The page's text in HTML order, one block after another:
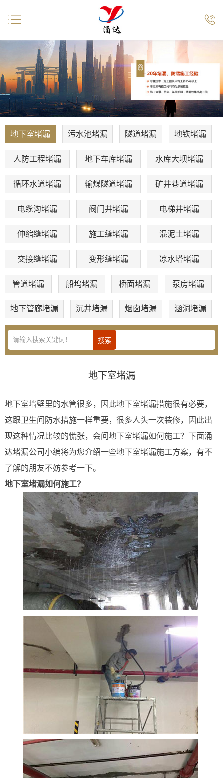
地下室堵漏 污水池堵漏 隧道堵漏 地铁堵漏
人防工程堵漏 地下车库堵漏 水库大坝堵漏
循环水道堵漏 输煤隧道堵漏 矿井巷道堵漏
电缆沟堵漏 阀门井堵漏 电梯井堵漏
伸缩缝堵漏 施工缝堵漏 混泥土堵漏
交接缝堵漏 变形缝堵漏 凉水塔堵漏
管道堵漏 船坞堵漏 桥面堵漏 泵房堵漏
地下管廊堵漏 沉井堵漏 烟囱堵漏 涵洞堵漏
地下室堵漏
地下室墙壁里的水管很多，因此地下室堵漏措施很有必要，
这跟卫生间防水措施一样重要，很多人头一次装修，因此出
现这种情况比较的慌张，会问地下室堵漏如何施工？下面涌
达堵漏公司小编将为您介绍一些地下室堵漏施工方案，有不
了解的朋友不妨参考一下。
地下室堵漏如何施工？
 